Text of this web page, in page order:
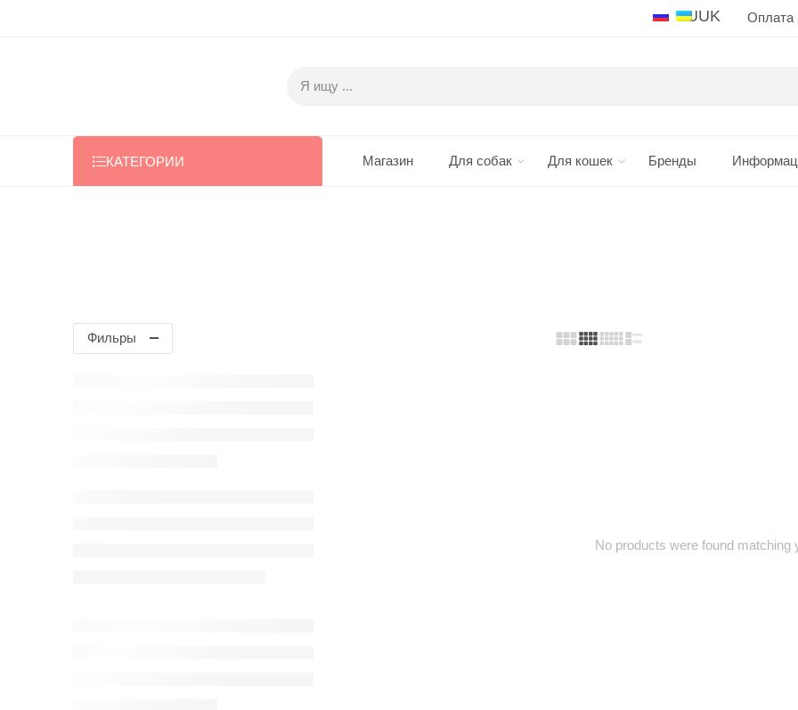
RUUK Оплата
КАТЕГОРИИ Магазин Для собак Для кошек Бренды
Фильры
No products were found matching